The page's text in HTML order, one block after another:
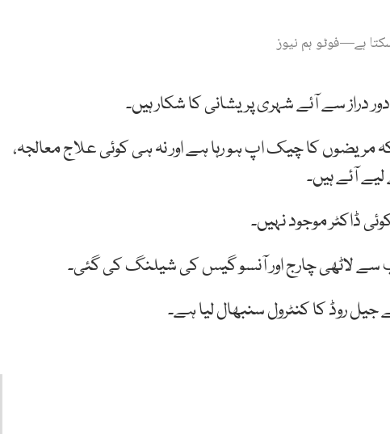
ہے—فوٹو ہم نیوز
سے آئے شہری پریشانی کا شکار ہیں۔
مریضوں کا چیک اپ ہو رہا ہے اور نہ ہی کوئی علاج معالجہ،
آئے ہیں۔
ڈاکٹر موجود نہیں۔
لاٹھی چارج اور آنسو گیس کی شیلنگ کی گئی۔
جیل روڈ کا کنٹرول سنبھال لیا ہے۔